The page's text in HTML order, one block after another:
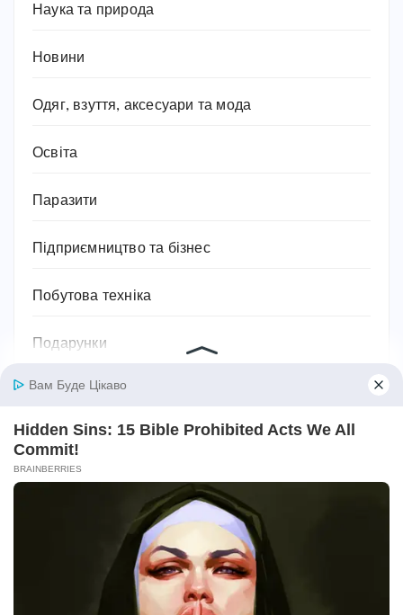
Наука та природа
Новини
Одяг, взуття, аксесуари та мода
Освіта
Паразити
Підприємництво та бізнес
Побутова техніка
Подарунки
Подорожі
Політика
Поради та лайфхаки